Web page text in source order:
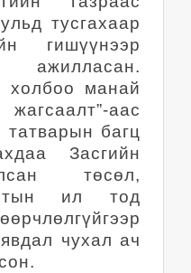
тусгахаар
гишүүнээр
ажилласан.
холбоо манай
аас
багц
Засгийн
төсөл,
ил тод
чухал ач